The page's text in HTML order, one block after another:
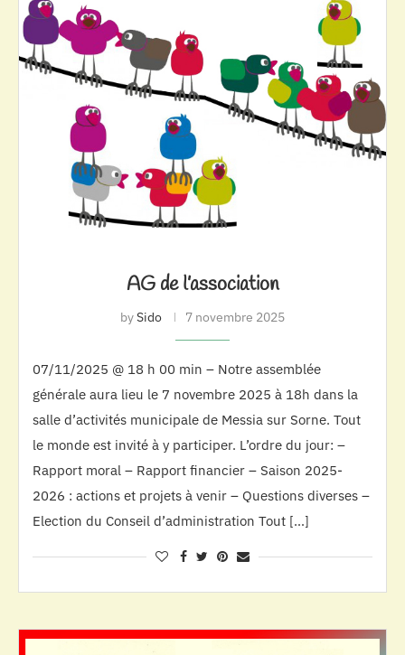
AG de l’association
bySido 7 novembre 2025
07/11/2025 @ 18 h 00 min – Notre assemblée
générale aura lieu le 7 novembre 2025 à 18h dans la
salle d’activités municipale de Messia sur Sorne. Tout
le monde est invité à y participer. L’ordre du jour: –
Rapport moral – Rapport financier – Saison 2025-
2026 : actions et projets à venir – Questions diverses –
Election du Conseil d’administration Tout […]